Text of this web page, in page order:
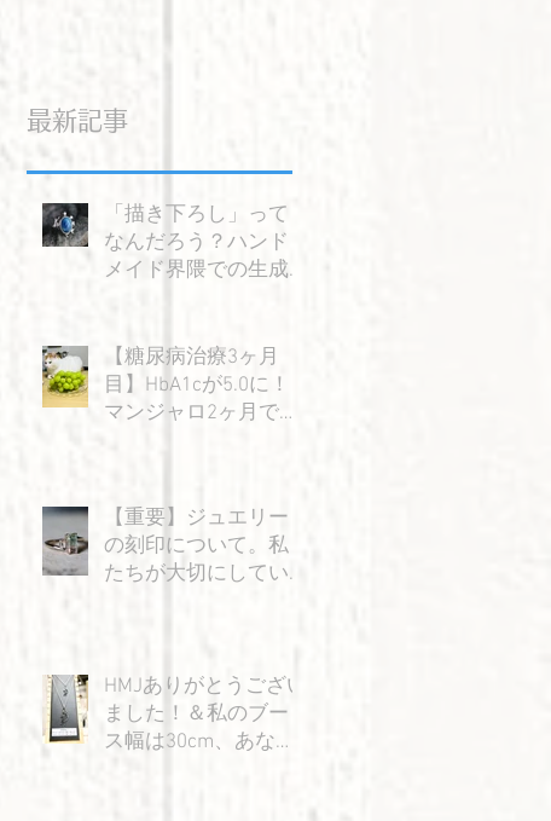
最新記事
「描き下ろし」って
なんだろう？ハンド
メイド界隈での生成AI
【糖尿病治療3ヶ月
目】HbA1cが5.0に！
マンジャロ2ヶ月で感
【重要】ジュエリー
の刻印について。私
たちが大切にしてい
HMJありがとうござい
ました！＆私のブー
ス幅は30cm、あなた